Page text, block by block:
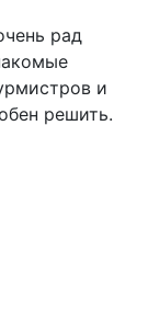
рад
и
решить.